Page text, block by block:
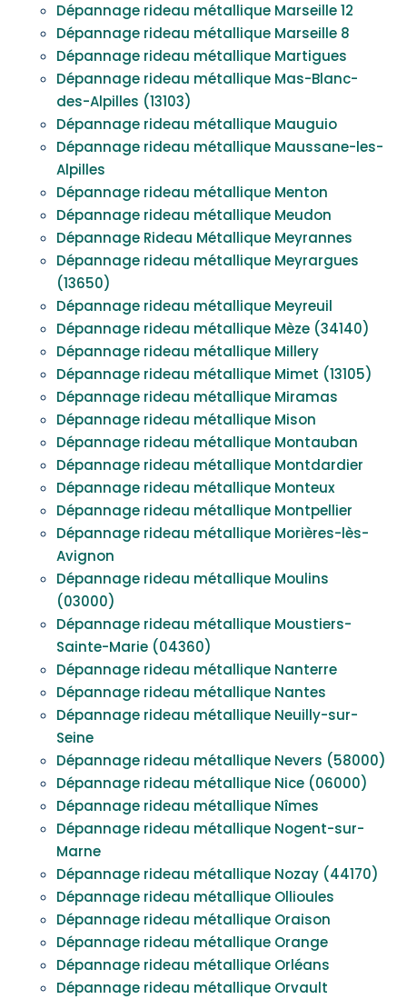
Dépannage rideau métallique Marseille 12
Dépannage rideau métallique Marseille 8
Dépannage rideau métallique Martigues
Dépannage rideau métallique Mas-Blanc-
des-Alpilles (13103)
Dépannage rideau métallique Mauguio
Dépannage rideau métallique Maussane-les-
Alpilles
Dépannage rideau métallique Menton
Dépannage rideau métallique Meudon
Dépannage Rideau Métallique Meyrannes
Dépannage rideau métallique Meyrargues
(13650)
Dépannage rideau métallique Meyreuil
Dépannage rideau métallique Mèze (34140)
Dépannage rideau métallique Millery
Dépannage rideau métallique Mimet (13105)
Dépannage rideau métallique Miramas
Dépannage rideau métallique Mison
Dépannage rideau métallique Montauban
Dépannage rideau métallique Montdardier
Dépannage rideau métallique Monteux
Dépannage rideau métallique Montpellier
Dépannage rideau métallique Morières-lès-
Avignon
Dépannage rideau métallique Moulins
(03000)
Dépannage rideau métallique Moustiers-
Sainte-Marie (04360)
Dépannage rideau métallique Nanterre
Dépannage rideau métallique Nantes
Dépannage rideau métallique Neuilly-sur-
Seine
Dépannage rideau métallique Nevers (58000)
Dépannage rideau métallique Nice (06000)
Dépannage rideau métallique Nîmes
Dépannage rideau métallique Nogent-sur-
Marne
Dépannage rideau métallique Nozay (44170)
Dépannage rideau métallique Ollioules
Dépannage rideau métallique Oraison
Dépannage rideau métallique Orange
Dépannage rideau métallique Orléans
Dépannage rideau métallique Orvault